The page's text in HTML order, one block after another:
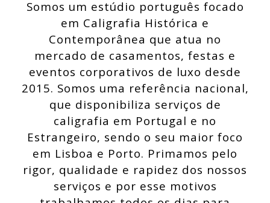
Somos um estúdio português focado
em Caligrafia Histórica e
Contemporânea que atua no
mercado de casamentos, festas e
eventos corporativos de luxo desde
2015. Somos uma referência nacional,
que disponibiliza serviços de
caligrafia em Portugal e no
Estrangeiro, sendo o seu maior foco
em Lisboa e Porto. Primamos pelo
rigor, qualidade e rapidez dos nossos
serviços e por esse motivos